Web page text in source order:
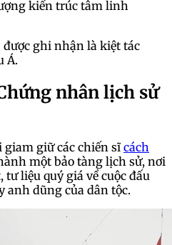
kiến trúc tâm linh
được ghi nhận là kiệt tác
Á.
nhân lịch sử
giam giữ các chiến sĩcách
một bảo tàng lịch sử, nơi
liệu quý giá về cuộc đấu
dũng của dân tộc.